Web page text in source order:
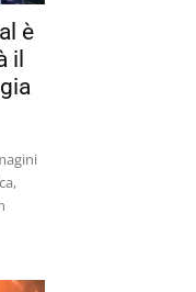
è
il